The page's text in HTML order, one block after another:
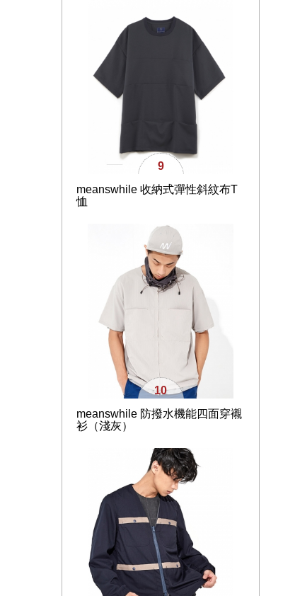
9
meanswhile 收納式彈性斜紋布T
恤
10
meanswhile 防撥水機能四面穿襯
衫（淺灰）